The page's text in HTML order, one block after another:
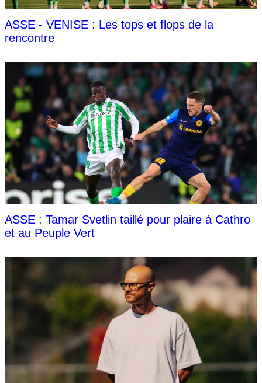
ASSE - VENISE : Les tops et flops de la
rencontre
ASSE : Tamar Svetlin taillé pour plaire à Cathro
et au Peuple Vert